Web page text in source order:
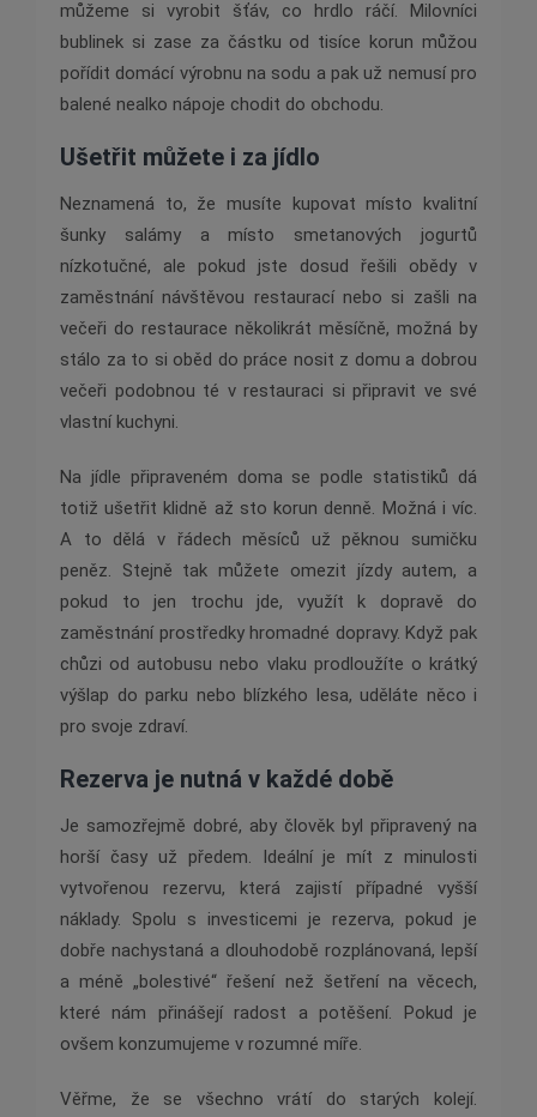
můžeme si vyrobit šťáv, co hrdlo ráčí. Milovníci
bublinek si zase za částku od tisíce korun můžou
pořídit domácí výrobnu na sodu a pak už nemusí pro
balené nealko nápoje chodit do obchodu.
Ušetřit můžete i za jídlo
Neznamená to, že musíte kupovat místo kvalitní
šunky salámy a místo smetanových jogurtů
nízkotučné, ale pokud jste dosud řešili obědy v
zaměstnání návštěvou restaurací nebo si zašli na
večeři do restaurace několikrát měsíčně, možná by
stálo za to si oběd do práce nosit z domu a dobrou
večeři podobnou té v restauraci si připravit ve své
vlastní kuchyni.
Na jídle připraveném doma se podle statistiků dá
totiž ušetřit klidně až sto korun denně. Možná i víc.
A to dělá v řádech měsíců už pěknou sumičku
peněz. Stejně tak můžete omezit jízdy autem, a
pokud to jen trochu jde, využít k dopravě do
zaměstnání prostředky hromadné dopravy. Když pak
chůzi od autobusu nebo vlaku prodloužíte o krátký
výšlap do parku nebo blízkého lesa, uděláte něco i
pro svoje zdraví.
Rezerva je nutná v každé době
Je samozřejmě dobré, aby člověk byl připravený na
horší časy už předem. Ideální je mít z minulosti
vytvořenou rezervu, která zajistí případné vyšší
náklady. Spolu s investicemi je rezerva, pokud je
dobře nachystaná a dlouhodobě rozplánovaná, lepší
a méně „bolestivé“ řešení než šetření na věcech,
které nám přinášejí radost a potěšení. Pokud je
ovšem konzumujeme v rozumné míře.
Věřme, že se všechno vrátí do starých kolejí.